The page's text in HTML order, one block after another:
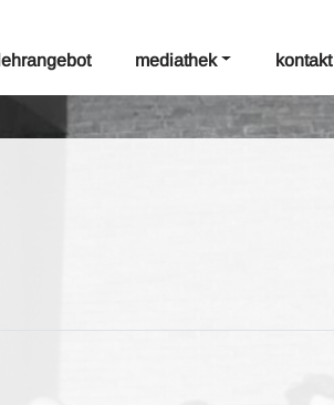
lehrangebot mediathek kontakt